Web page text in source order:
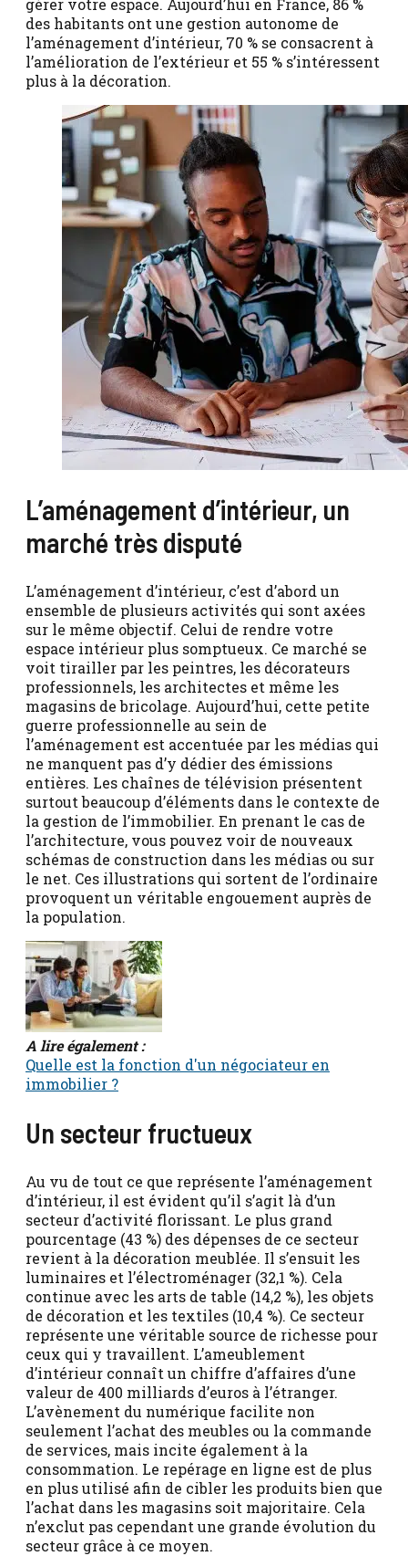
gérer votre espace. Aujourd’hui en France, 86 %
des habitants ont une gestion autonome de
l’aménagement d’intérieur, 70 % se consacrent à
l’amélioration de l’extérieur et 55 % s’intéressent
plus à la décoration.
L’aménagement d’intérieur, un
marché très disputé
L’aménagement d’intérieur, c’est d’abord un
ensemble de plusieurs activités qui sont axées
sur le même objectif. Celui de rendre votre
espace intérieur plus somptueux. Ce marché se
voit tirailler par les peintres, les décorateurs
professionnels, les architectes et même les
magasins de bricolage. Aujourd’hui, cette petite
guerre professionnelle au sein de
l’aménagement est accentuée par les médias qui
ne manquent pas d’y dédier des émissions
entières. Les chaînes de télévision présentent
surtout beaucoup d’éléments dans le contexte de
la gestion de l’immobilier. En prenant le cas de
l’architecture, vous pouvez voir de nouveaux
schémas de construction dans les médias ou sur
le net. Ces illustrations qui sortent de l’ordinaire
provoquent un véritable engouement auprès de
la population.
A lire également :
Quelle est la fonction d'un négociateur en
immobilier ?
Un secteur fructueux
Au vu de tout ce que représente l’aménagement
d’intérieur, il est évident qu’il s’agit là d’un
secteur d’activité florissant. Le plus grand
pourcentage (43 %) des dépenses de ce secteur
revient à la décoration meublée. Il s’ensuit les
luminaires et l’électroménager (32,1 %). Cela
continue avec les arts de table (14,2 %), les objets
de décoration et les textiles (10,4 %). Ce secteur
représente une véritable source de richesse pour
ceux qui y travaillent. L’ameublement
d’intérieur connaît un chiffre d’affaires d’une
valeur de 400 milliards d’euros à l’étranger.
L’avènement du numérique facilite non
seulement l’achat des meubles ou la commande
de services, mais incite également à la
consommation. Le repérage en ligne est de plus
en plus utilisé afin de cibler les produits bien que
l’achat dans les magasins soit majoritaire. Cela
n’exclut pas cependant une grande évolution du
secteur grâce à ce moyen.